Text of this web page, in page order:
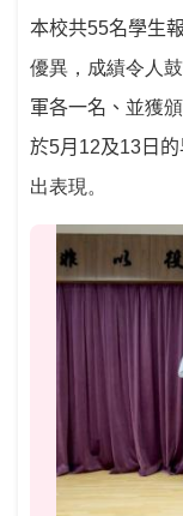
本校共55名學生
優異，成績令人
軍各一名、 並獲頒
於5月 12及13 日
出表現 。